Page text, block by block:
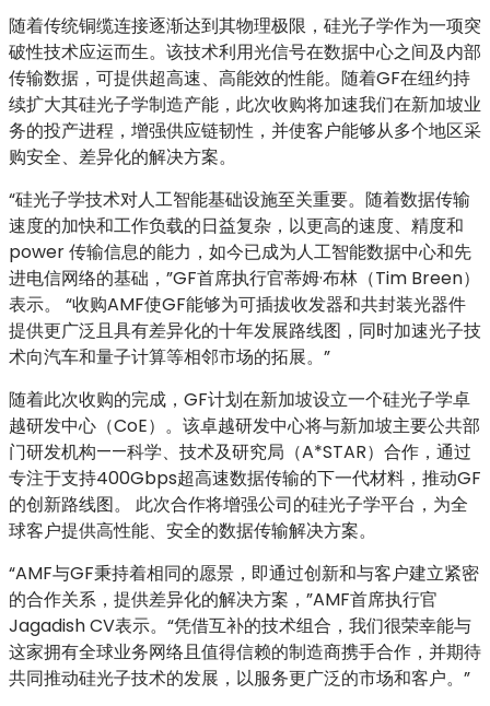
随着传统铜缆连接逐渐达到其物理极限，硅光子学作为一项突
破性技术应运而生。该技术利用光信号在数据中心之间及内部
传输数据，可提供超高速、高能效的性能。随着GF在纽约持
续扩大其硅光子学制造产能，此次收购将加速我们在新加坡业
务的投产进程，增强供应链韧性，并使客户能够从多个地区采
购安全、差异化的解决方案。
“硅光子学技术对人工智能基础设施至关重要。随着数据传输
速度的加快和工作负载的日益复杂，以更高的速度、精度和
power 传输信息的能力，如今已成为人工智能数据中心和先
进电信网络的基础，”GF首席执行官蒂姆·布林（Tim Breen）
表示。 “收购AMF使GF能够为可插拔收发器和共封装光器件
提供更广泛且具有差异化的十年发展路线图，同时加速光子技
术向汽车和量子计算等相邻市场的拓展。”
随着此次收购的完成，GF计划在新加坡设立一个硅光子学卓
越研发中心（CoE）。该卓越研发中心将与新加坡主要公共部
门研发机构——科学、技术及研究局（A*STAR）合作，通过
专注于支持400Gbps超高速数据传输的下一代材料，推动GF
的创新路线图。 此次合作将增强公司的硅光子学平台，为全
球客户提供高性能、安全的数据传输解决方案。
“AMF与GF秉持着相同的愿景，即通过创新和与客户建立紧密
的合作关系，提供差异化的解决方案，”AMF首席执行官
Jagadish CV表示。“凭借互补的技术组合，我们很荣幸能与
这家拥有全球业务网络且值得信赖的制造商携手合作，并期待
共同推动硅光子技术的发展，以服务更广泛的市场和客户。”